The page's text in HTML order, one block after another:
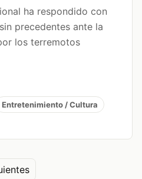
ha respondido con
precedentes ante la
los terremotos
Entretenimiento / Cultura